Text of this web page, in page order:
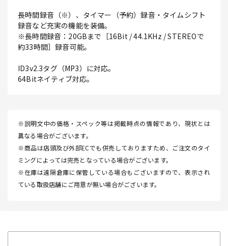
長時間録音（※）、タイマー（予約）録音・タイムシフト
録音など充実の機能を装備。
※長時間録音：20GBまで［16Bit / 44.1KHz / STEREOで
約33時間］録音可能。
ID3v2.3タグ（MP3）に対応。
64Bitネイティブ対応。
※説明文中の価格・スペック等は掲載時点の情報であり、現状とは
異なる場合がございます。
※商品は店頭及び外部ECでも併売しておりますため、ご注文のタイ
ミングによっては完売となっている場合がございます。
※在庫は遠隔倉庫に保管している場合もございますので、表示され
ている取扱店舗にご用意が無い場合がございます。